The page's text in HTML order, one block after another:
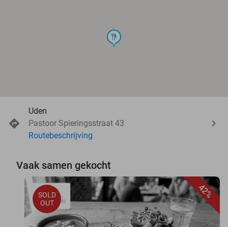
food
Uden
Pastoor Spieringsstraat 43
Routebeschrijving
Vaak samen gekocht
42%
SOLD
OUT